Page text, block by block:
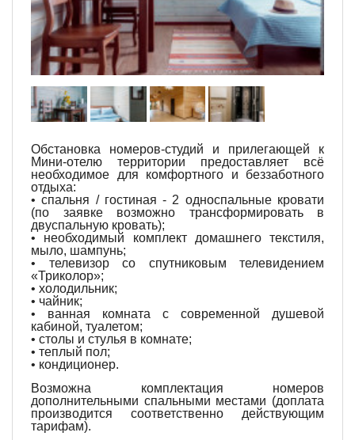
Обстановка номеров-студий и прилегающей к
Мини-отелю территории предоставляет всё
необходимое для комфортного и беззаботного
отдыха:
• спальня / гостиная - 2 односпальные кровати
(по заявке возможно трансформировать в
двуспальную кровать);
• необходимый комплект домашнего текстиля,
мыло, шампунь;
• телевизор со спутниковым телевидением
«Триколор»;
• холодильник;
• чайник;
• ванная комната с современной душевой
кабиной, туалетом;
• столы и стулья в комнате;
• теплый пол;
• кондиционер.
Возможна комплектация номеров
дополнительными спальными местами (доплата
производится соответственно действующим
тарифам).